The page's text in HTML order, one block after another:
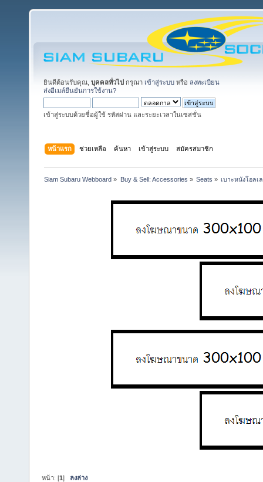
ยินดีต้อนรับคุณ, บุคคลทั่วไป กรุณา เข้าสู่ระบบ หรือ ลงทะเบียน
ส่งอีเมล์ยืนยันการใช้งาน?
เข้าสู่ระบบด้วยชื่อผู้ใช้ รหัสผ่าน และระยะเวลาในเซสชั่น
หน้าแรก ช่วยเหลือ ค้นหา เข้าสู่ระบบ สมัครสมาชิก
Siam Subaru Webboard » Buy & Sell: Accessories » Seats » เบาะหนังโอลเ
หน้า: [1] ลงล่าง